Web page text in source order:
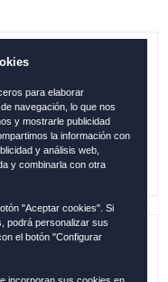
para elaborar
navegación, lo que nos
y mostrarle publicidad
la información con
y análisis web,
y combinarla con otra
"Aceptar cookies". Si
podrá personalizar sus
el botón "Configurar